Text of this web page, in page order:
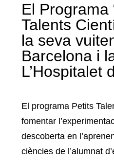
El Programa
Talents
la seva
Barcelona i
L’Hospitalet
El programa Petits
fomentar
descoberta en
ciències de l’alumnat